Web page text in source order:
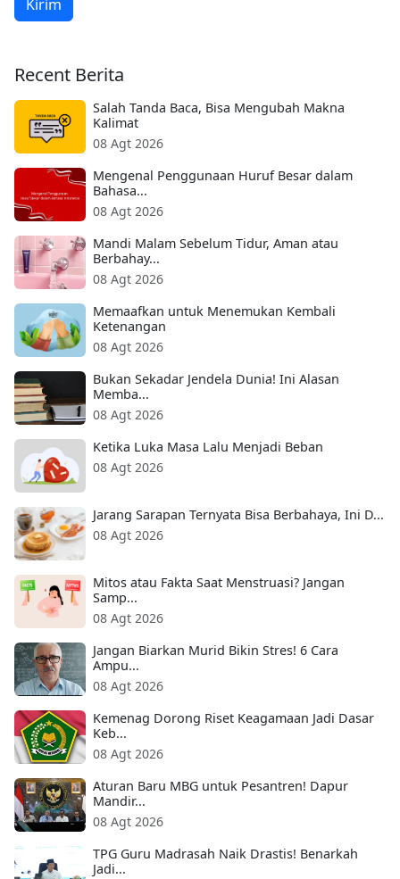
Kirim
Recent Berita
Salah Tanda Baca, Bisa Mengubah Makna
Kalimat
08 Agt 2026
Mengenal Penggunaan Huruf Besar dalam
Bahasa...
08 Agt 2026
Mandi Malam Sebelum Tidur, Aman atau
Berbahay...
08 Agt 2026
Memaafkan untuk Menemukan Kembali
Ketenangan
08 Agt 2026
Bukan Sekadar Jendela Dunia! Ini Alasan
Memba...
08 Agt 2026
Ketika Luka Masa Lalu Menjadi Beban
08 Agt 2026
Jarang Sarapan Ternyata Bisa Berbahaya, Ini D...
08 Agt 2026
Mitos atau Fakta Saat Menstruasi? Jangan
Samp...
08 Agt 2026
Jangan Biarkan Murid Bikin Stres! 6 Cara
Ampu...
08 Agt 2026
Kemenag Dorong Riset Keagamaan Jadi Dasar
Keb...
08 Agt 2026
Aturan Baru MBG untuk Pesantren! Dapur
Mandir...
08 Agt 2026
TPG Guru Madrasah Naik Drastis! Benarkah
Jadi...